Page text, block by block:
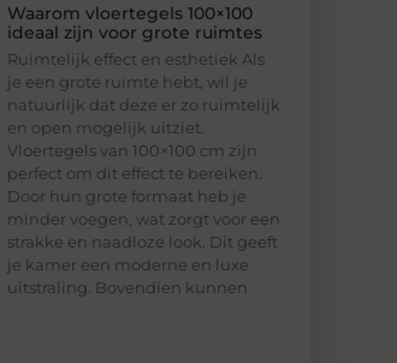
Waarom vloertegels 100×100
ideaal zijn voor grote ruimtes
Ruimtelijk effect en esthetiek Als
je een grote ruimte hebt, wil je
natuurlijk dat deze er zo ruimtelijk
en open mogelijk uitziet.
Vloertegels van 100×100 cm zijn
perfect om dit effect te bereiken.
Door hun grote formaat heb je
minder voegen, wat zorgt voor een
strakke en naadloze look. Dit geeft
je kamer een moderne en luxe
uitstraling. Bovendien kunnen